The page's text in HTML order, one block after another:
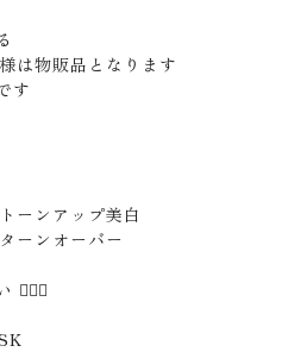
は物販品となります
す
ーンアップ美白
ーンオーバー